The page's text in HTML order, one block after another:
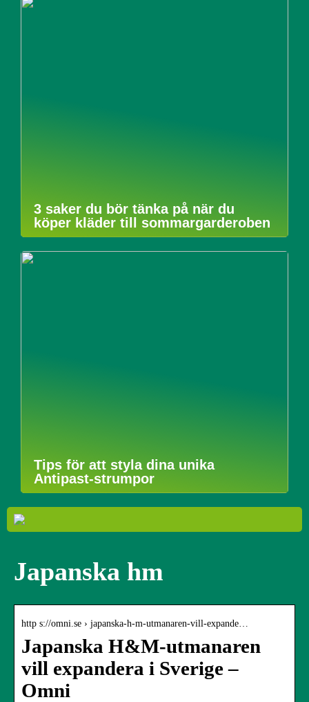
3 saker du bör tänka på när du
köper kläder till sommargarderoben
Tips för att styla dina unika
Antipast-strumpor
Japanska hm
http s://omni.se › japanska-h-m-utmanaren-vill-expande…
Japanska H&M-utmanaren
vill expandera i Sverige –
Omni